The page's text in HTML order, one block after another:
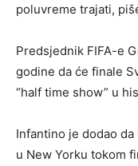
poluvreme trajati,
Predsjednik FIFA-e
godine da će finale
“half time show” u
Infantino je dodao
u New Yorku tokom